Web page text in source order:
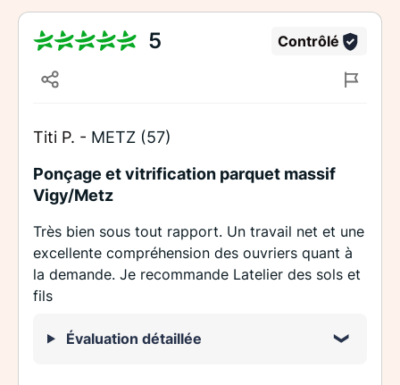
5 Contrôlé
Titi P. - METZ (57)
Ponçage et vitrification parquet massif
Vigy/Metz
Très bien sous tout rapport. Un travail net et une
excellente compréhension des ouvriers quant à
la demande. Je recommande Latelier des sols et
fils
Évaluation détaillée